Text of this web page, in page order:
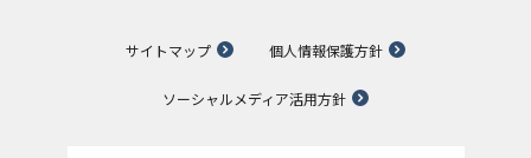
サイトマップ 個人情報保護方針
ソーシャルメディア活用方針